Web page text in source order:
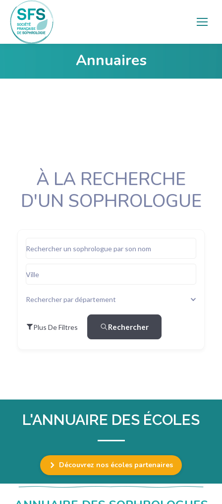
Annuaires
Vous êtes ici :
À LA RECHERCHE
D'UN SOPHROLOGUE
Rechercher un sophrologue par son nom
Ville
Rechercher par département
Plus De Filtres Rechercher
L'ANNUAIRE DES ÉCOLES
Découvrez nos écoles partenaires